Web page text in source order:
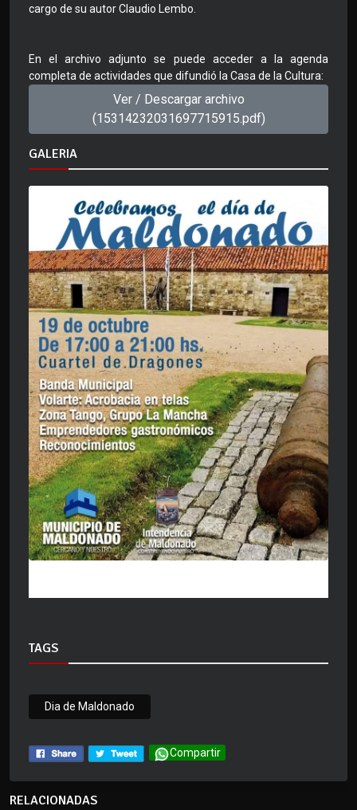
cargo de su autor Claudio Lembo.
En el archivo adjunto se puede acceder a la agenda
completa de actividades que difundió la Casa de la Cultura:
Ver / Descargar archivo
(15314232031697715915.pdf)
GALERIA
TAGS
Dia de Maldonado
Compartir
RELACIONADAS